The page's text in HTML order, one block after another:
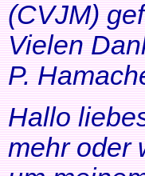
(CVJM)
Vielen
P.
Hallo
mehr oder